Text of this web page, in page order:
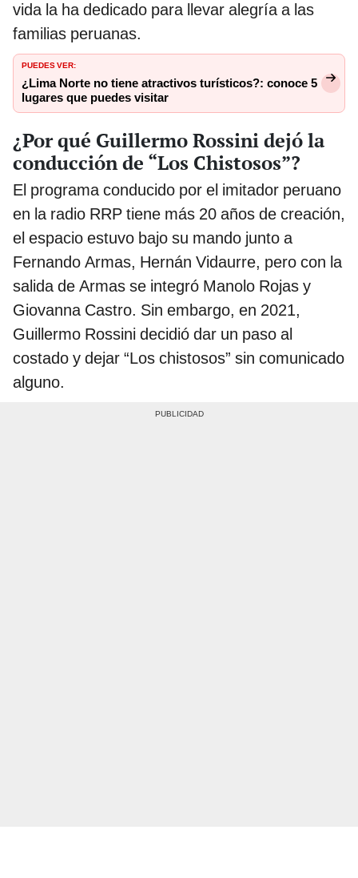
vida la ha dedicado para llevar alegría a las
familias peruanas.
PUEDES VER:
¿Lima Norte no tiene atractivos turísticos?: conoce 5
lugares que puedes visitar
¿Por qué Guillermo Rossini dejó la
conducción de “Los Chistosos”?
El programa conducido por el imitador peruano
en la radio RRP tiene más 20 años de creación,
el espacio estuvo bajo su mando junto a
Fernando Armas, Hernán Vidaurre, pero con la
salida de Armas se integró Manolo Rojas y
Giovanna Castro. Sin embargo, en 2021,
Guillermo Rossini decidió dar un paso al
costado y dejar “Los chistosos” sin comunicado
alguno.